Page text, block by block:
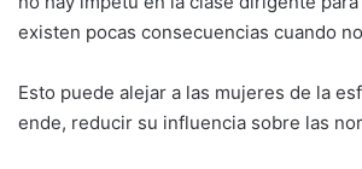
existen pocas consecuencias cuando
Esto puede alejar a las mujeres de la
ende, reducir su influencia sobre las